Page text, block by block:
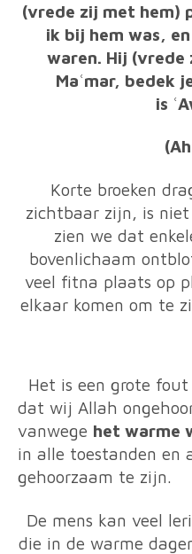
(vrede zij met hem)
ik bij hem was,
waren. Hij (vrede
Maʿmar, bedek
is
Korte broeken
zichtbaar zijn, is
zien we dat
bovenlichaam
veel fitna plaats op
elkaar komen om te
Het is een grote
dat wij Allah
vanwege het warme
in alle toestanden en
gehoorzaam te zijn.
De mens kan veel
die in de warme